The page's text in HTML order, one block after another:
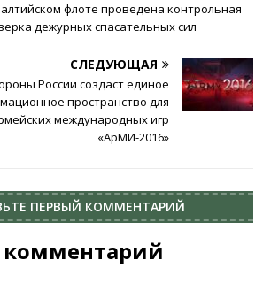
флоте проведена контрольная
дежурных спасательных сил
СЛЕДУЮЩАЯ
России создаст единое
пространство для
международных игр
«АрМИ-2016»
ПЕРВЫЙ КОММЕНТАРИЙ
комментарий